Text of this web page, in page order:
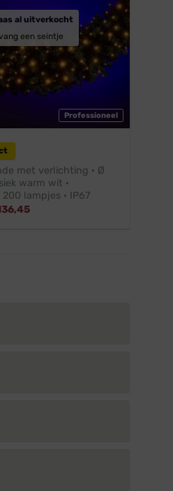
Professioneel
al uitverkocht
een seintje
met verlichting · Ø
warm wit ·
200 lampjes · IP67
Huidige